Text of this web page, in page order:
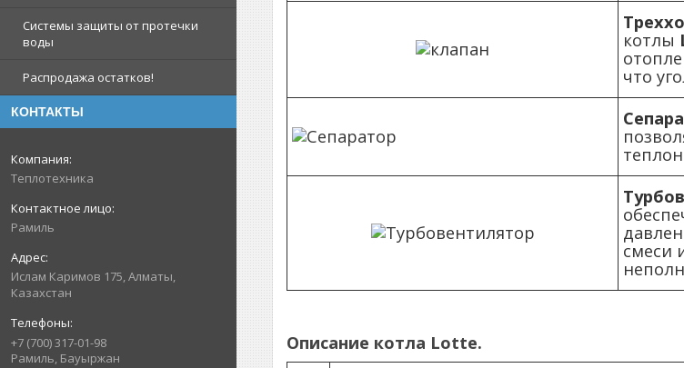
Системы защиты от протечки
воды
Распродажа остатков!
КОНТАКТЫ
Теплотехника
Рамиль
Ислам Каримов 175, Алматы,
Казахстан
+7 (700) 317-01-98
Рамиль, Бауыржан
котлы
что
смеси
Описание котла Lotte.